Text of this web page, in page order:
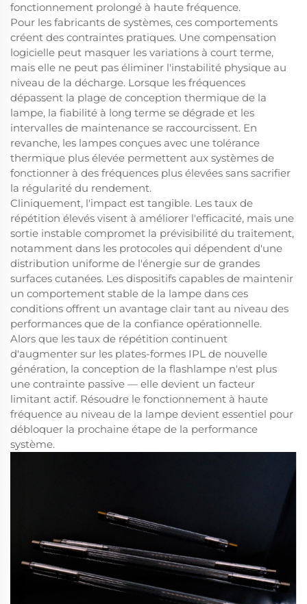
fonctionnement prolongé à haute fréquence.
Pour les fabricants de systèmes, ces comportements
créent des contraintes pratiques. Une compensation
logicielle peut masquer les variations à court terme,
mais elle ne peut pas éliminer l'instabilité physique au
niveau de la décharge. Lorsque les fréquences
dépassent la plage de conception thermique de la
lampe, la fiabilité à long terme se dégrade et les
intervalles de maintenance se raccourcissent. En
revanche, les lampes conçues avec une tolérance
thermique plus élevée permettent aux systèmes de
fonctionner à des fréquences plus élevées sans sacrifier
la régularité du rendement.
Cliniquement, l'impact est tangible. Les taux de
répétition élevés visent à améliorer l'efficacité, mais une
sortie instable compromet la prévisibilité du traitement,
notamment dans les protocoles qui dépendent d'une
distribution uniforme de l'énergie sur de grandes
surfaces cutanées. Les dispositifs capables de maintenir
un comportement stable de la lampe dans ces
conditions offrent un avantage clair tant au niveau des
performances que de la confiance opérationnelle.
Alors que les taux de répétition continuent
d'augmenter sur les plates-formes IPL de nouvelle
génération, la conception de la flashlampe n'est plus
une contrainte passive — elle devient un facteur
limitant actif. Résoudre le fonctionnement à haute
fréquence au niveau de la lampe devient essentiel pour
débloquer la prochaine étape de la performance
système.